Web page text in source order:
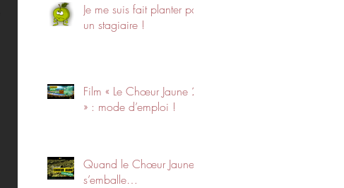
Je me suis fait planter par
un stagiaire !
Film « Le Chœur Jaune 2
» : mode d’emploi !
Quand le Chœur Jaune
s’emballe…